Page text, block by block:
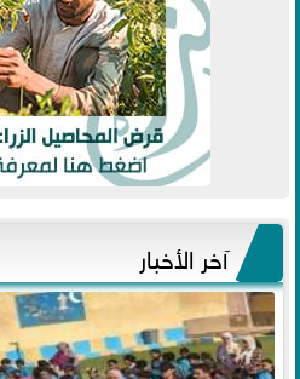
آخر الأخبار